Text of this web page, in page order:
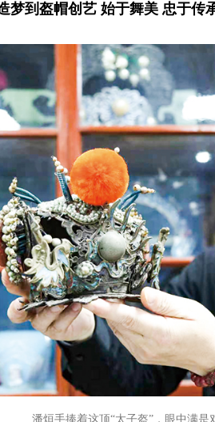
梦到盔帽创艺 始于舞美 忠于传
潘烜手捧着这顶“太子盔”，眼中满是